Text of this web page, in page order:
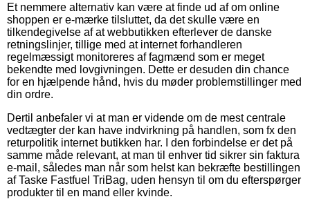
Et nemmere alternativ kan være at finde ud af om online
shoppen er e-mærke tilsluttet, da det skulle være en
tilkendegivelse af at webbutikken efterlever de danske
retningslinjer, tillige med at internet forhandleren
regelmæssigt monitoreres af fagmænd som er meget
bekendte med lovgivningen. Dette er desuden din chance
for en hjælpende hånd, hvis du møder problemstillinger med
din ordre.
Dertil anbefaler vi at man er vidende om de mest centrale
vedtægter der kan have indvirkning på handlen, som fx den
returpolitik internet butikken har. I den forbindelse er det på
samme måde relevant, at man til enhver tid sikrer sin faktura
e-mail, således man når som helst kan bekræfte bestillingen
af Taske Fastfuel TriBag, uden hensyn til om du efterspørger
produkter til en mand eller kvinde.